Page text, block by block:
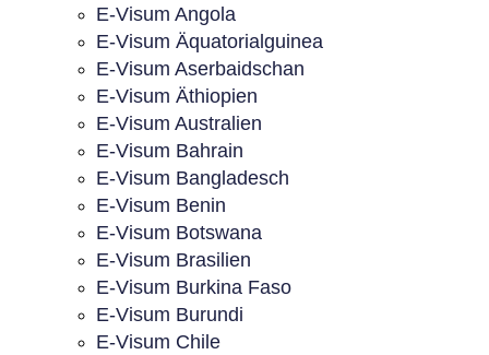
E-Visum Angola
E-Visum Äquatorialguinea
E-Visum Aserbaidschan
E-Visum Äthiopien
E-Visum Australien
E-Visum Bahrain
E-Visum Bangladesch
E-Visum Benin
E-Visum Botswana
E-Visum Brasilien
E-Visum Burkina Faso
E-Visum Burundi
E-Visum Chile